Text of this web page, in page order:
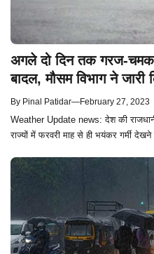
अगले दो दिन तक गरज-
बादल, मौसम विभाग ने जारी
By Pinal Patidar—February 27, 2023
Weather Update news: देश की
राज्यों में फरवरी माह से ही भयंकर गर्मी